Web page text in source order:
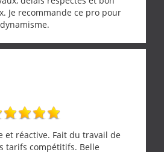
Je recommande ce pro pour
et réactive. Fait du travail de
tarifs compétitifs. Belle